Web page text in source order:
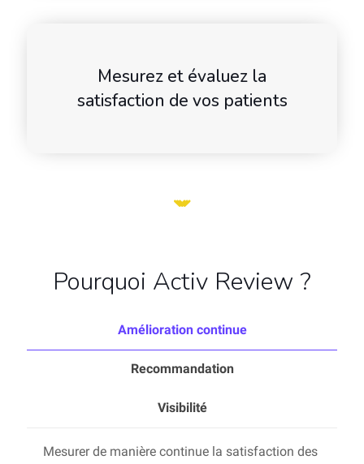
Mesurez et évaluez la
satisfaction de vos patients
Pourquoi Activ Review ?
Amélioration continue
Recommandation
Visibilité
Mesurer de manière continue la satisfaction des